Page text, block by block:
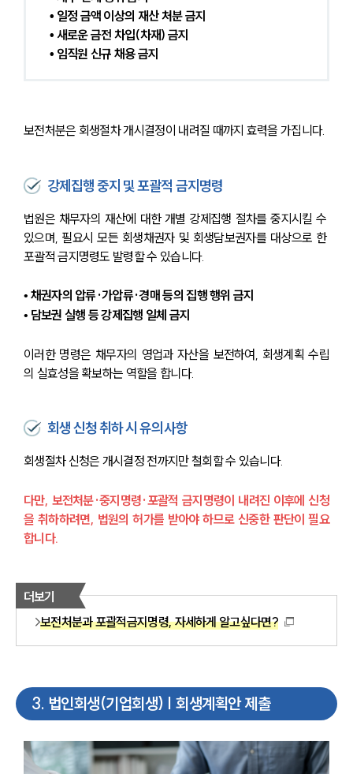
• 일정 금액 이상의 재산 처분 금지
• 새로운 금전 차입(차재) 금지
• 임직원 신규 채용 금지
보전처분은 회생절차 개시결정이 내려질 때까지 효력을 가집니다.
강제집행 중지 및 포괄적 금지명령
법원은 채무자의 재산에 대한 개별 강제집행 절차를 중지시킬 수
있으며, 필요시 모든 회생채권자 및 회생담보권자를 대상으로 한
포괄적 금지명령도 발령할 수 있습니다.
• 채권자의 압류·가압류·경매 등의 집행 행위 금지
• 담보권 실행 등 강제집행 일체 금지
이러한 명령은 채무자의 영업과 자산을 보전하여, 회생계획 수립
의 실효성을 확보하는 역할을 합니다.
회생 신청 취하 시 유의사항
회생절차 신청은 개시결정 전까지만 철회할 수 있습니다.
다만, 보전처분·중지명령·포괄적 금지명령이 내려진 이후에 신청
을 취하하려면, 법원의 허가를 받아야 하므로 신중한 판단이 필요
합니다.
더보기
보전처분과 포괄적금지명령, 자세하게 알고싶다면?
3. 법인회생(기업회생) | 회생계획안 제출